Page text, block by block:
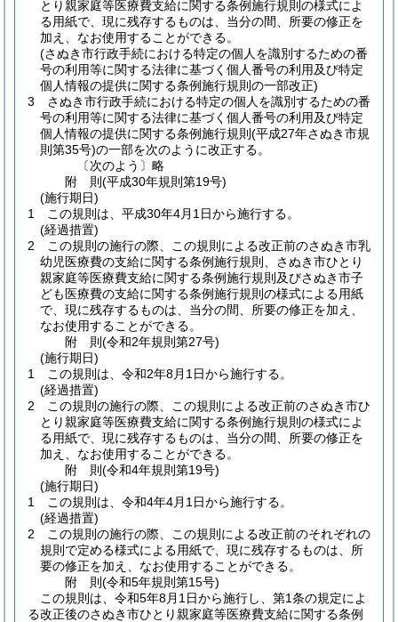
とり親家庭等医療費支給に関する条例施行規則の様式によ
る用紙で、現に残存するものは、当分の間、所要の修正を
加え、なお使用することができる。
(さぬき市行政手続における特定の個人を識別するための番
号の利用等に関する法律に基づく個人番号の利用及び特定
個人情報の提供に関する条例施行規則の一部改正)
3
さぬき市行政手続における特定の個人を識別するための番
号の利用等に関する法律に基づく個人番号の利用及び特定
個人情報の提供に関する条例施行規則 (平成27年さぬき市規
則第35号)の一部を次のように改正する。
〔次のよう〕略
附 則(平成30年規則第19号)
(施行期日)
1
この規則は、平成30年4月1日から施行する。
(経過措置)
2
この規則の施行の際、この規則による改正前のさぬき市乳
幼児医療費の支給に関する条例施行規則、さぬき市ひとり
親家庭等医療費支給に関する条例施行規則及びさぬき市子
ども医療費の支給に関する条例施行規則の様式による用紙
で、現に残存するものは、当分の間、所要の修正を加え、
なお使用することができる。
附 則(令和2年規則第27号)
(施行期日)
1
この規則は、令和2年8月1日から施行する。
(経過措置)
2
この規則の施行の際、この規則による改正前のさぬき市ひ
とり親家庭等医療費支給に関する条例施行規則の様式によ
る用紙で、現に残存するものは、当分の間、所要の修正を
加え、なお使用することができる。
附 則(令和4年規則第19号)
(施行期日)
1
この規則は、令和4年4月1日から施行する。
(経過措置)
2
この規則の施行の際、この規則による改正前のそれぞれの
規則で定める様式による用紙で、現に残存するものは、所
要の修正を加え、なお使用することができる。
附 則(令和5年規則第15号)
この規則は、令和5年8月1日から施行し、第1条の規定によ
る改正後のさぬき市ひとり親家庭等医療費支給に関する条例